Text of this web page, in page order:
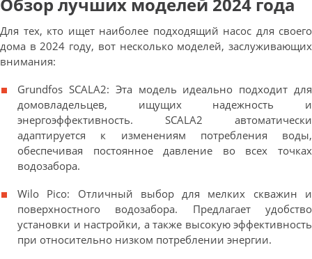
Для тех, кто ищет наиболее подходящий насос для своего
дома в 2024 году, вот несколько моделей, заслуживающих
внимания:
Grundfos SCALA2: Эта модель идеально подходит для
домовладельцев, ищущих надежность и
энергоэффективность. SCALA2 автоматически
адаптируется к изменениям потребления воды,
обеспечивая постоянное давление во всех точках
водозабора.
Wilo Pico: Отличный выбор для мелких скважин и
поверхностного водозабора. Предлагает удобство
установки и настройки, а также высокую эффективность
при относительно низком потреблении энергии.